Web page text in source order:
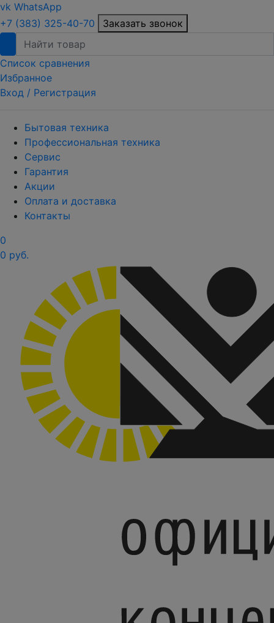
vk WhatsApp
+7 (383) 325-40-70
Заказать звонок
Список сравнения
Избранное
Вход / Регистрация
Бытовая техника
Профессиональная техника
Сервис
Гарантия
Акции
Оплата и доставка
Контакты
0
0 руб.